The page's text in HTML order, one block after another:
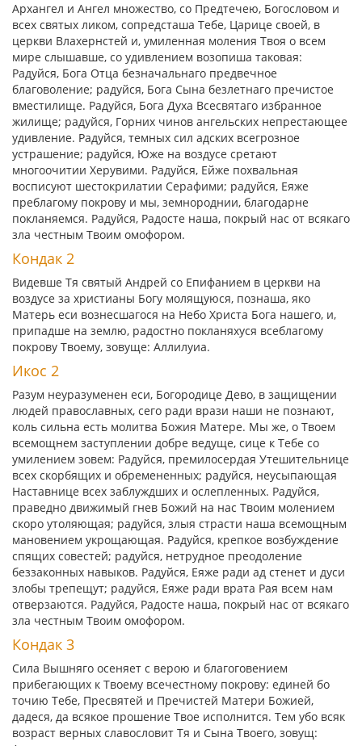
Архангел и Ангел множество, со Предтечею, Богословом и
всех святых ликом, сопредсташа Тебе, Царице своей, в
церкви Влахернстей и, умиленная моления Твоя о всем
мире слышавше, со удивлением возопиша таковая:
Радуйся, Бога Отца безначальнаго предвечное
благоволение; радуйся, Бога Сына безлетнаго пречистое
вместилище. Радуйся, Бога Духа Всесвятаго избранное
жилище; радуйся, Горних чинов ангельских непрестающее
удивление. Радуйся, темных сил адских всегрозное
устрашение; радуйся, Юже на воздусе сретают
многоочитии Херувими. Радуйся, Ейже похвальная
восписуют шестокрилатии Серафими; радуйся, Еяже
преблагому покрову и мы, земнороднии, благодарне
покланяемся. Радуйся, Радосте наша, покрый нас от всякаго
зла честным Твоим омофором.
Кондак 2
Видевше Тя святый Андрей со Епифанием в церкви на
воздусе за христианы Богу молящуюся, познаша, яко
Матерь еси вознесшагося на Небо Христа Бога нашего, и,
припадше на землю, радостно покланяхуся всеблагому
покрову Твоему, зовуще: Аллилуиа.
Икос 2
Разум неуразуменен еси, Богородице Дево, в защищении
людей православных, сего ради врази наши не познают,
коль сильна есть молитва Божия Матере. Мы же, о Твоем
всемощнем заступлении добре ведуще, сице к Тебе со
умилением зовем: Радуйся, премилосердая Утешительнице
всех скорбящих и обремененных; радуйся, неусыпающая
Наставнице всех заблуждших и ослепленных. Радуйся,
праведно движимый гнев Божий на нас Твоим молением
скоро утоляющая; радуйся, злыя страсти наша всемощным
мановением укрощающая. Радуйся, крепкое возбуждение
спящих совестей; радуйся, нетрудное преодоление
беззаконных навыков. Радуйся, Еяже ради ад стенет и дуси
злобы трепещут; радуйся, Еяже ради врата Рая всем нам
отверзаются. Радуйся, Радосте наша, покрый нас от всякаго
зла честным Твоим омофором.
Кондак 3
Сила Вышняго осеняет с верою и благоговением
прибегающих к Твоему всечестному покрову: единей бо
точию Тебе, Пресвятей и Пречистей Матери Божией,
дадеся, да всякое прошение Твое исполнится. Тем убо всяк
возраст верных славословит Тя и Сына Твоего, зовущ: